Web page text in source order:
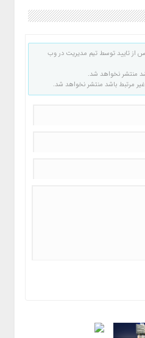
از تایید توسط تیم مدیریت در وب
منتشر نخواهد شد.
غیر مرتبط باشد منتشر نخواهد شد.